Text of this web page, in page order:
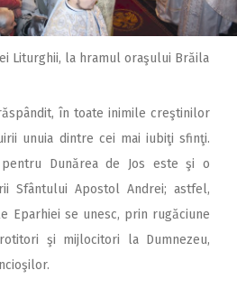
Liturghii, la hramul oraşului Brăila
în toate inimile creştinilor
unuia dintre cei mai iubiţi sfinţi.
Dunărea de Jos este şi o
Sfântului Apostol Andrei; astfel,
Eparhiei se unesc, prin rugăciune
şi mijlocitori la Dumnezeu,